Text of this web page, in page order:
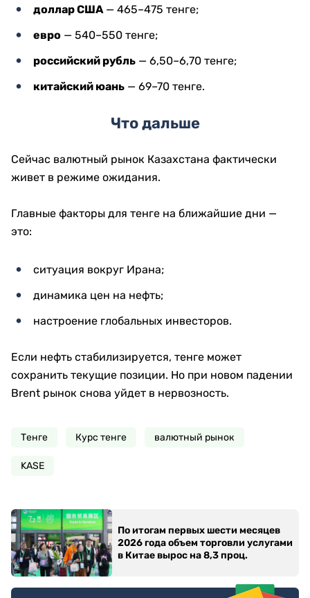
доллар США— 465–475 тенге;
евро — 540–550 тенге;
российский рубль — 6,50–6,70 тенге;
китайский юань — 69–70 тенге.
Что дальше
Сейчас валютный рынок Казахстана фактически
живет в режиме ожидания.
Главные факторы для тенге на ближайшие дни —
это:
ситуация вокруг Ирана;
динамика цен на нефть;
настроение глобальных инвесторов.
Если нефть стабилизируется, тенге может
сохранить текущие позиции. Но при новом падении
Brent рынок снова уйдет в нервозность.
Тенге Курс тенге валютный рынок
KASE
По итогам первых шести месяцев
2026 года объем торговли услугами
в Китае вырос на 8,3 проц.